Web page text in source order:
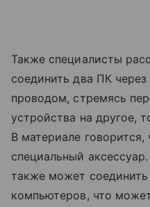
Также специалисты
соединить два ПК
проводом, стремясь
устройства на другое,
В материале говорится,
специальный
также может
компьютеров, что